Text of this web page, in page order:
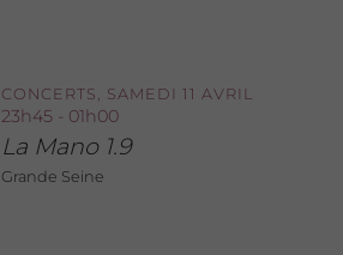
CONCERTS, SAMEDI 11 AVRIL
23h45 - 01h00
La Mano 1.9
Grande Seine